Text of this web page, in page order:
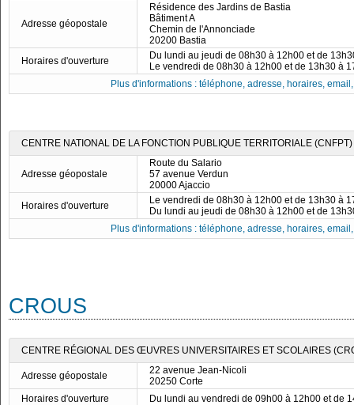
Adresse géopostale
Résidence des Jardins de Bastia
Bâtiment A
Chemin de l'Annonciade
20200 Bastia
Horaires d'ouverture
Du lundi au jeudi de 08h30 à 12h00 et de
Le vendredi de 08h30 à 12h00 et de 13h30 à
Plus d'informations : téléphone, adresse, horaires,
CENTRE NATIONAL DE LA FONCTION PUBLIQUE TERRITORIALE
Adresse géopostale
Route du Salario
57 avenue Verdun
20000 Ajaccio
Horaires d'ouverture
Le vendredi de 08h30 à 12h00 et de 13h30 à
Du lundi au jeudi de 08h30 à 12h00 et de
Plus d'informations : téléphone, adresse, horaires,
CROUS
CENTRE RÉGIONAL DES ŒUVRES UNIVERSITAIRES ET SCOLAIRES
Adresse géopostale
22 avenue Jean-Nicoli
20250 Corte
Horaires d'ouverture
Du lundi au vendredi de 09h00 à 12h00 et de